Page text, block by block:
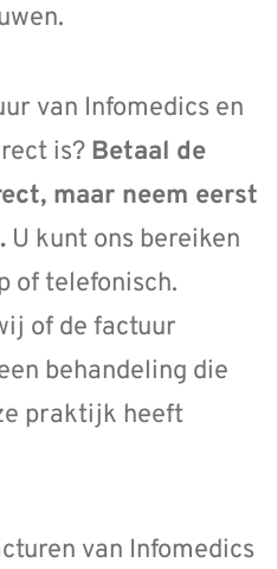
van Infomedics en
is? Betaal de
maar neem eerst
U kunt ons bereiken
of telefonisch.
of de factuur
behandeling die
praktijk heeft
van Infomedics